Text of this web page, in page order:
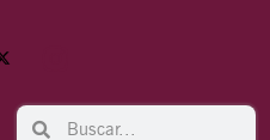
Search Search